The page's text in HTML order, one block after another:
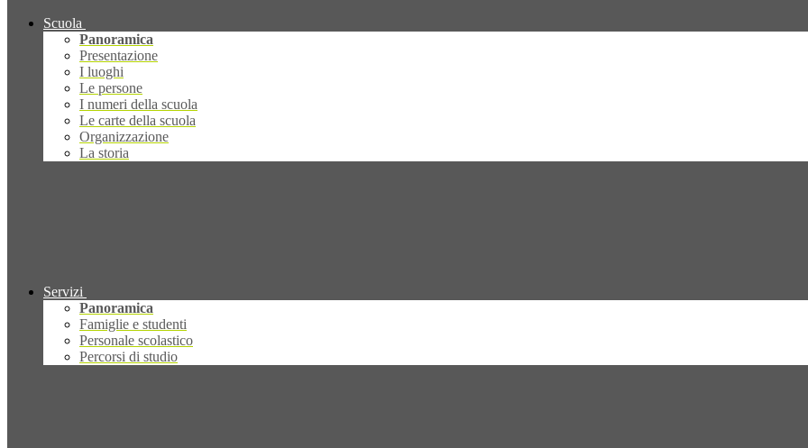
Scuola
Panoramica
Presentazione
I luoghi
Le persone
I numeri della scuola
Le carte della scuola
Organizzazione
La storia
Servizi
Panoramica
Famiglie e studenti
Personale scolastico
Percorsi di studio